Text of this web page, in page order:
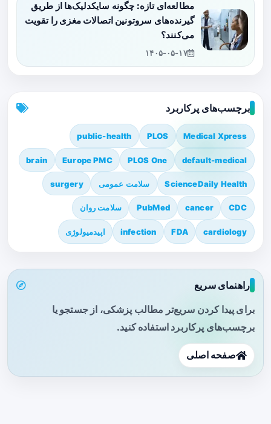
مطالعه‌ای تازه: چگونه سایکدلیک‌ها از طریق
گیرنده‌های سروتونین اتصالات مغزی را تقویت
می‌کنند؟
۱۴۰۵-۰۵-۱۷
برچسب‌های پرکاربرد
Medical Xpress
PLOS
public-health
default-medical
PLOS One
Europe PMC
brain
ScienceDaily Health سلامت عمومی surgery
CDC
cancer
PubMed سلامت روان
cardiology
FDA
infection اپیدمیولوژی
راهنمای سریع
برای پیدا کردن سریع‌تر مطالب پزشکی، از جستجو یا
برچسب‌های پرکاربرد استفاده کنید.
صفحه اصلی